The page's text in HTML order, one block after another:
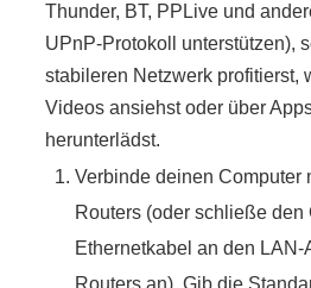
Thunder, BT, PPLive und
UPnP-Protokoll unterstützen),
stabileren Netzwerk profitierst,
Videos ansiehst oder über
herunterlädst.
Verbinde deinen Computer
Routers (oder schließe den
Ethernetkabel an den
Routers an). Gib die